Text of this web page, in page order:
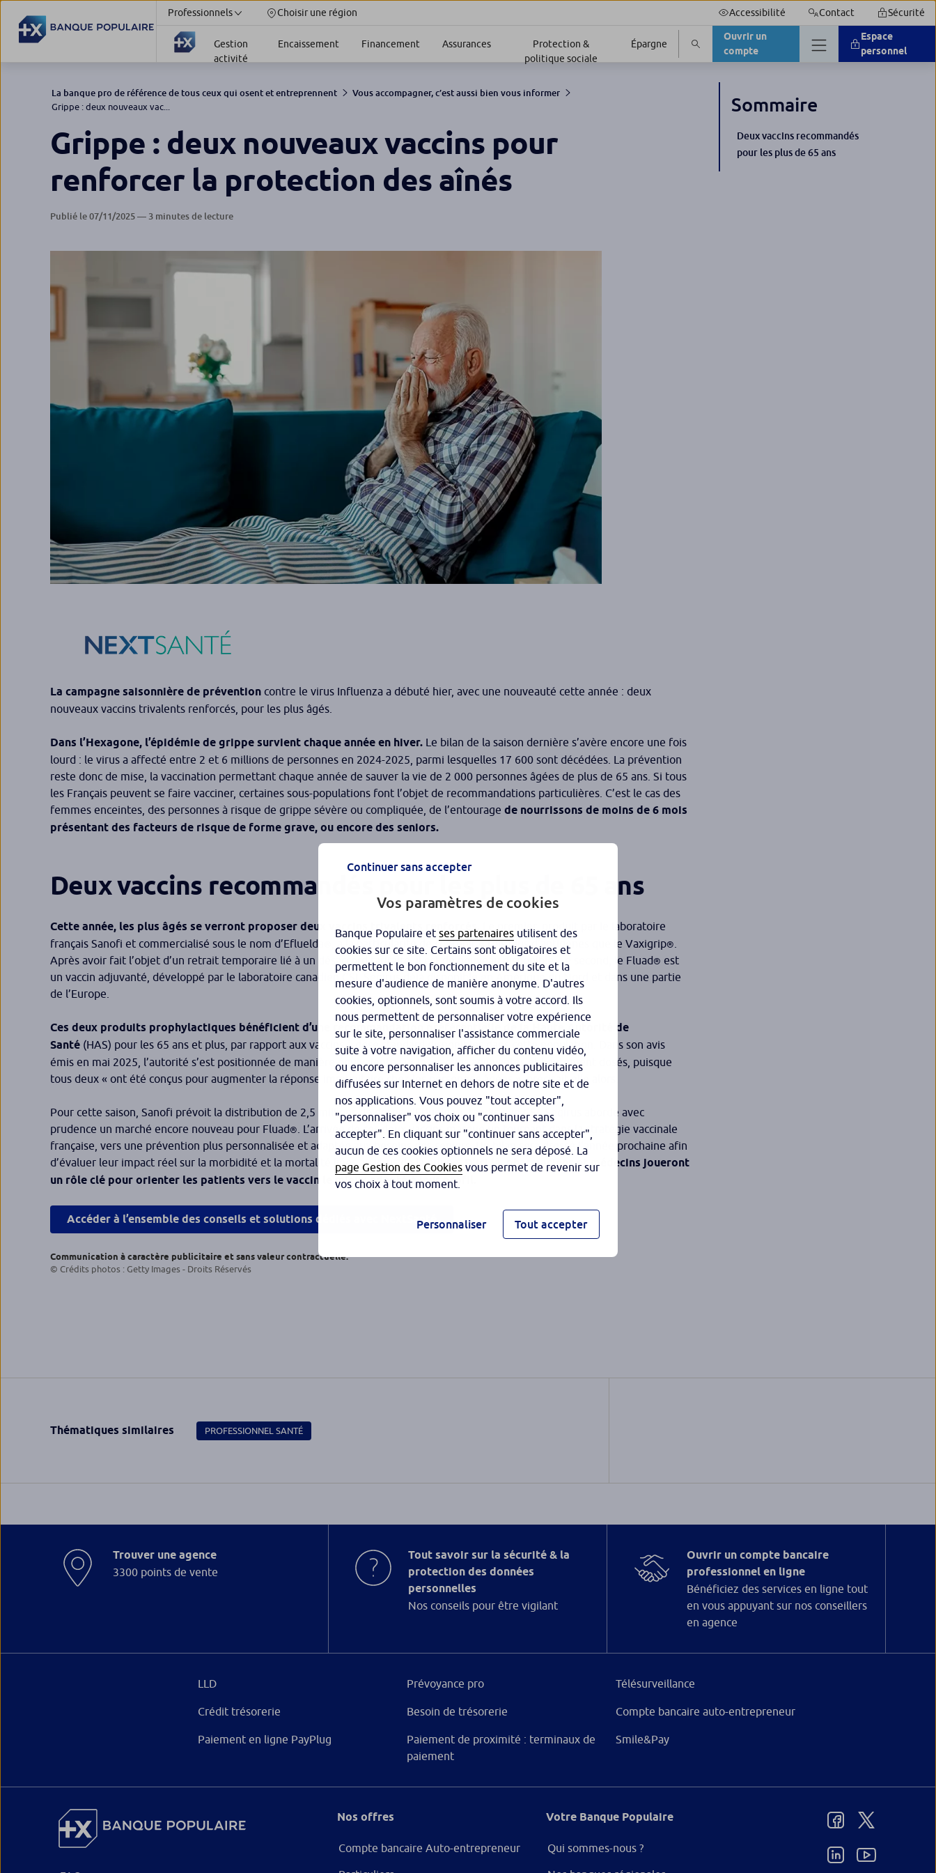
Professionnels Choisir une région Accessibilité Contact Sécurité
Gestion
activité
Encaissement Financement Assurances
Protection &
politique sociale
Épargne
Ouvrir un
compte
Espace
personnel
La banque pro de référence de tous ceux qui osent et entreprennent
Vous accompagner, c’est aussi bien vous informer
Grippe : deux nouveaux vac...
Grippe : deux nouveaux vaccins pour
renforcer la protection des aînés
Publié le 07/11/2025 — 3 minutes de lecture
Sommaire
Deux vaccins recommandés
pour les plus de 65 ans
La campagne saisonnière de prévention contre le virus Influenza a débuté hier, avec une nouveauté cette année : deux
nouveaux vaccins trivalents renforcés, pour les plus âgés.
Dans l’Hexagone, l’épidémie de grippe survient chaque année en hiver. Le bilan de la saison dernière s’avère encore une fois
lourd : le virus a affecté entre 2 et 6 millions de personnes en 2024-2025, parmi lesquelles 17 600 sont décédées. La prévention
reste donc de mise, la vaccination permettant chaque année de sauver la vie de 2 000 personnes âgées de plus de 65 ans. Si tous
les Français peuvent se faire vacciner, certaines sous-populations font l’objet de recommandations particulières. C’est le cas des
femmes enceintes, des personnes à risque de grippe sévère ou compliquée, de l’entourage de nourrissons de moins de 6 mois
présentant des facteurs de risque de forme grave, ou encore des seniors.
Deux vaccins recommandés pour les plus de 65 ans
Cette année, les plus âgés se verront proposer deux vaccins trivalents renforcés.
Le premier, produit par le laboratoire
français Sanofi et commercialisé sous le nom d’Efluelda
, a la particularité de contenir 4 fois plus d’antigènes que le Vaxigrip®
Après avoir fait l’objet d’un retrait temporaire lié à un désaccord tarifaire, il est de nouveau disponible. Le second, le Fluad® est
un vaccin adjuvanté, développé par le laboratoire canadien CSL Seqirus déjà disponible en Amérique du Nord et dans une partie
de l’Europe.
Ces deux produits prophylactiques bénéficient d’une recommandation préférentielle de la Haute Autorité de
Santé (HAS) pour les 65 ans et plus, par rapport aux vaccins à dose standard disponibles dans cette population. Dans son avis
émis en mai 2025, l’autorité s’est positionnée de manière équivalente sur les vaccins adjuvantés et hautement dosés, puisque
tous deux « ont été conçus pour augmenter la réponse immunitaire chez les personnes âgées », précisait-elle alors.
Pour cette saison, Sanofi prévoit la distribution de 2,5 millions de doses d’Efluelda® , tandis que CSL Seqirus aborde avec
prudence un marché encore nouveau pour Fluad®
. L’arrivée de ces deux vaccins marque un tournant dans la stratégie vaccinale
française, vers une prévention plus personnalisée et adaptée aux besoins des seniors. Un bilan sera dressé l’année prochaine afin
d’évaluer leur impact réel sur la morbidité et la mortalité liées au virus de la grippe. D’ici là, pharmaciens et médecins joueront
un rôle clé pour orienter les patients vers le vaccin le mieux adapté à leur profil.
Accéder à l’ensemble des conseils et solutions dédiés avec NextSanté
Communication à caractère publicitaire et sans valeur contractuelle.
© Crédits photos : Getty Images - Droits Réservés
Thématiques similaires PROFESSIONNEL SANTÉ
Trouver une agence
3300 points de vente
Tout savoir sur la sécurité & la
protection des données
personnelles
Nos conseils pour être vigilant
Ouvrir un compte bancaire
professionnel en ligne
Bénéficiez des services en ligne tout
en vous appuyant sur nos conseillers
en agence
LLD Prévoyance pro Télésurveillance
Crédit trésorerie Besoin de trésorerie Compte bancaire auto-entrepreneur
Paiement en ligne PayPlug
Paiement de proximité : terminaux de
paiement
Smile&Pay
Nos offres
Compte bancaire Auto-entrepreneur
Votre Banque Populaire
Qui sommes-nous ?
Continuer sans accepter
Vos paramètres de cookies
Banque Populaire et ses partenaires utilisent des
cookies sur ce site. Certains sont obligatoires et
permettent le bon fonctionnement du site et la
mesure d'audience de manière anonyme. D'autres
cookies, optionnels, sont soumis à votre accord. Ils
nous permettent de personnaliser votre expérience
sur le site, personnaliser l'assistance commerciale
suite à votre navigation, afficher du contenu vidéo,
ou encore personnaliser les annonces publicitaires
diffusées sur Internet en dehors de notre site et de
nos applications. Vous pouvez "tout accepter",
"personnaliser" vos choix ou "continuer sans
accepter". En cliquant sur "continuer sans accepter",
aucun de ces cookies optionnels ne sera déposé. La
page Gestion des Cookies vous permet de revenir sur
vos choix à tout moment.
Personnaliser Tout accepter